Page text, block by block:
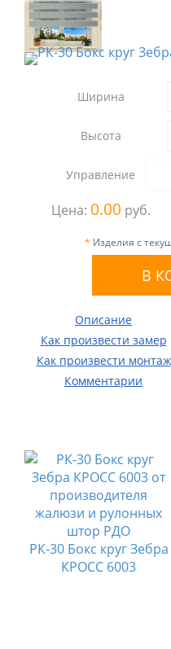
Ширина
Высота
Управление
Цена: 0.00 руб.
* Изделия с
Описание
Как произвести замер
Как произвести монтаж
Комментарии
РК-30 Бокс круг Зебра
КРОСС 6003